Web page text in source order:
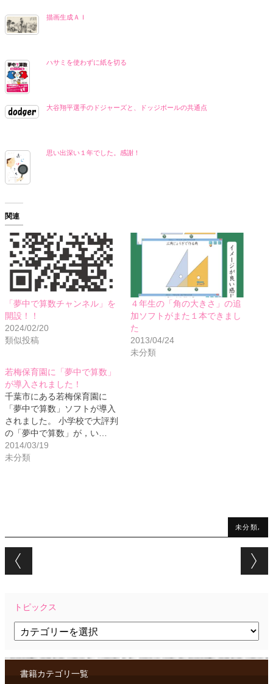
描画生成ＡＩ
ハサミを使わずに紙を切る
大谷翔平選手のドジャーズと、ドッジボールの共通点
思い出深い１年でした。感謝！
関連
「夢中で算数チャンネル」を
開設！！
2024/02/20
類似投稿
４年生の「角の大きさ」の追
加ソフトがまた１本できまし
た
2013/04/24
未分類
若梅保育園に「夢中で算数」
が導入されました！
千葉市にある若梅保育園に
「夢中で算数」ソフトが導入
されました。 小学校で大評判
の「夢中で算数」が，い…
2014/03/19
未分類
未分類,
Post navigation
トピックス
ク
ス書籍カテゴリ一覧